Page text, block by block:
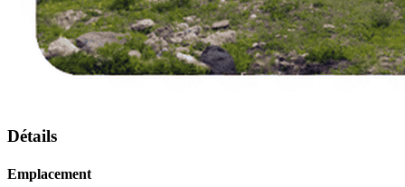
Détails
Emplacement